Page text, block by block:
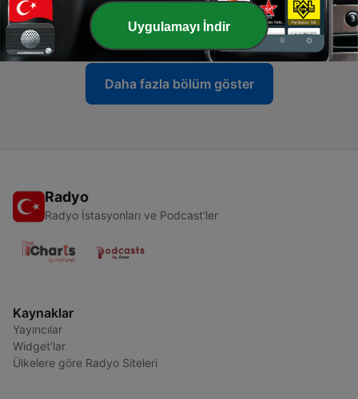
5 - #6 Was versteht man unter Freundschaft?
21 Mayıs 2023
Daha fazla bölüm göster
Radyo
Radyo İstasyonları ve Podcast'ler
Kaynaklar
Yayıncılar
Widget'lar
Ülkelere göre Radyo Siteleri
Uygulamayı İndir